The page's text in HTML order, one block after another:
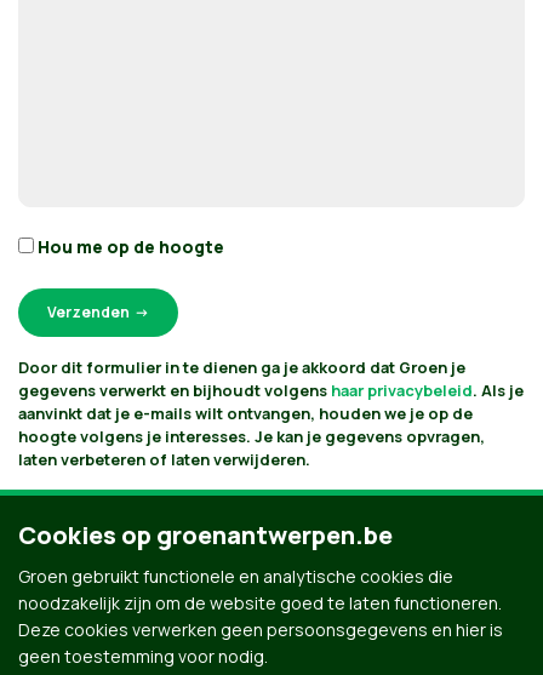
Hou me op de hoogte
Door dit formulier in te dienen ga je akkoord dat Groen je
gegevens verwerkt en bijhoudt volgens haar privacybeleid. Als je
aanvinkt dat je e-mails wilt ontvangen, houden we je op de
hoogte volgens je interesses. Je kan je gegevens opvragen,
laten verbeteren of laten verwijderen.
Cookies op groenantwerpen.be
Groen gebruikt functionele en analytische cookies die
noodzakelijk zijn om de website goed te laten functioneren.
Deze cookies verwerken geen persoonsgegevens en hier is
geen toestemming voor nodig.